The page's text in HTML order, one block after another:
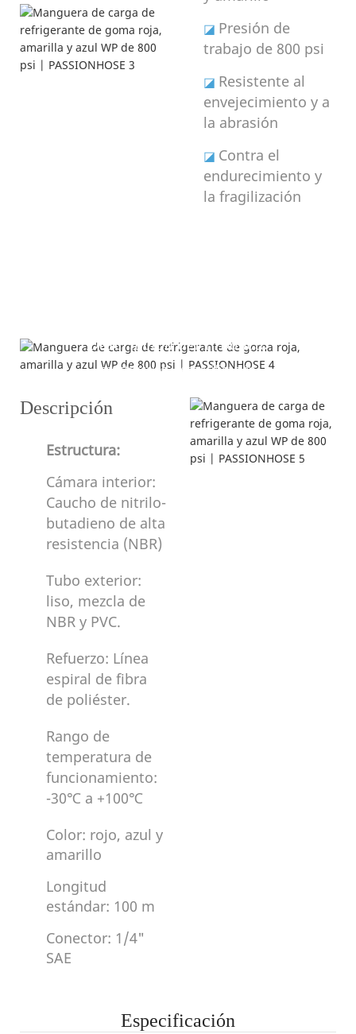
◪ Presión de
trabajo de 800 psi
◪ Resistente al
envejecimiento y a
la abrasión
◪ Contra el
endurecimiento y
la fragilización
Descripción del Producto
---construcción y especificación---
Descripción
Estructura:
Cámara interior:
Caucho de nitrilo-
butadieno de alta
resistencia (NBR)
Tubo exterior:
liso, mezcla de
NBR y PVC.
Refuerzo: Línea
espiral de fibra
de poliéster.
Rango de
temperatura de
funcionamiento:
-30℃ a +100℃
Color: rojo, azul y
amarillo
Longitud
estándar: 100 m
Conector: 1/4"
SAE
Especificación